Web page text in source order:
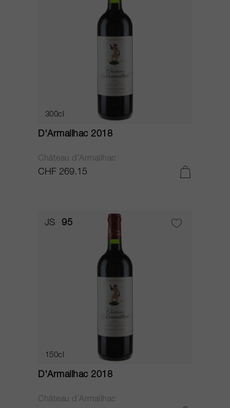
300cl
D'Armailhac 2018
Château d’Armailhac
CHF 269.15
JS 95
150cl
D'Armailhac 2018
Château d’Armailhac